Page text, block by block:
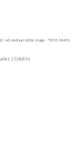
/ 45 avenue Victor Hugo - 75116 PARIS
| Crédits